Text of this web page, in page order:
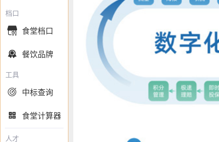
档口
 食堂档口
 餐饮品牌
工具
 中标查询
 食堂计算器
人才